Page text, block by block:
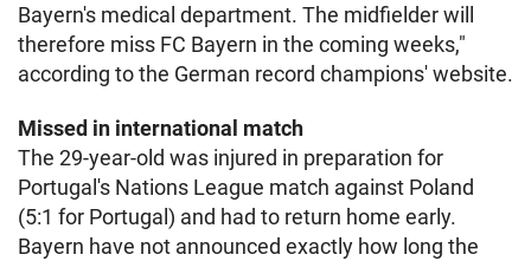
Bayern's medical department. The midfielder will
therefore miss FC Bayern in the coming weeks,"
according to the German record champions' website.
Missed in international match
The 29-year-old was injured in preparation for
Portugal's Nations League match against Poland
(5:1 for Portugal) and had to return home early.
Bayern have not announced exactly how long the